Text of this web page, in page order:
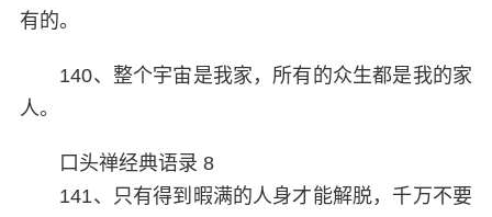
有的。
140、整个宇宙是我家，所有的众生都是我的家
人。
口头禅经典语录 8
141、只有得到暇满的人身才能解脱，千万不要